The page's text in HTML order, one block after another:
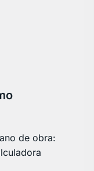
de obra: